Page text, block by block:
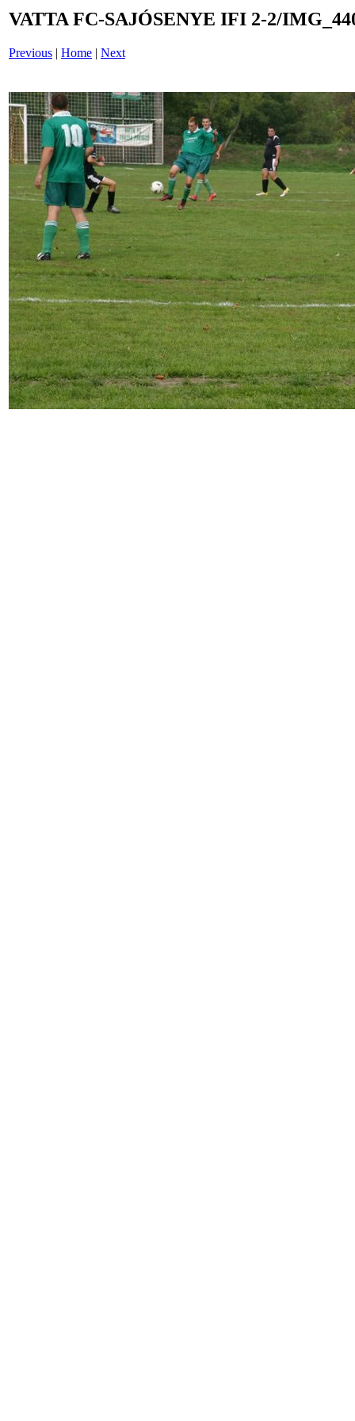
VATTA FC-SAJÓSENYE IFI 2-2/
Previous | Home | Next